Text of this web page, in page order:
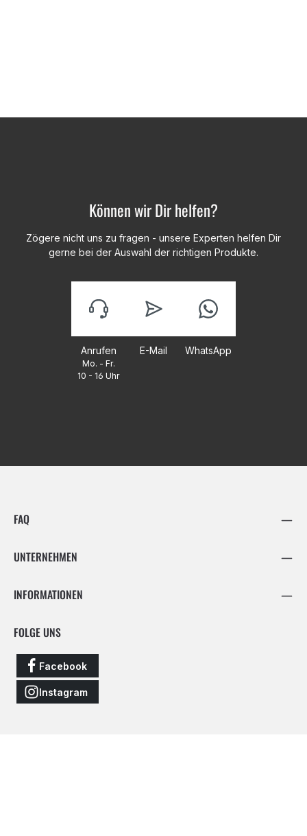
Können wir Dir helfen?
Zögere nicht uns zu fragen - unsere Experten helfen Dir
gerne bei der Auswahl der richtigen Produkte.
Anrufen
Mo. - Fr.
10 - 16 Uhr
E-Mail WhatsApp
FAQ
UNTERNEHMEN
INFORMATIONEN
FOLGE UNS
Facebook
Instagram